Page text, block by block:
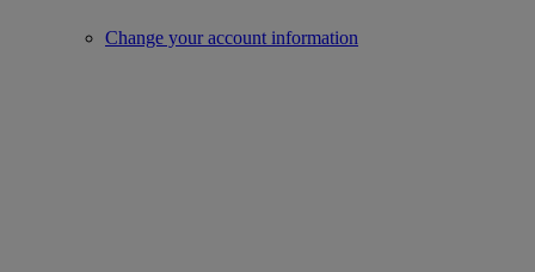
Change your account information